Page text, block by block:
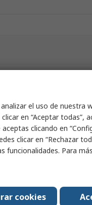
el uso de nuestra
en “Aceptar todas”,
clicando en
clicar en “Rechazar
funcionalidades. Para
cookies